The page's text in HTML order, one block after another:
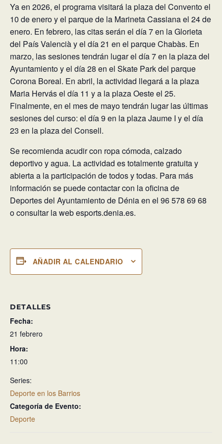
Ya en 2026, el programa visitará la plaza del Convento el
10 de enero y el parque de la Marineta Cassiana el 24 de
enero. En febrero, las citas serán el día 7 en la Glorieta
del País Valencià y el día 21 en el parque Chabàs. En
marzo, las sesiones tendrán lugar el día 7 en la plaza del
Ayuntamiento y el día 28 en el Skate Park del parque
Corona Boreal. En abril, la actividad llegará a la plaza
Maria Hervás el día 11 y a la plaza Oeste el 25.
Finalmente, en el mes de mayo tendrán lugar las últimas
sesiones del curso: el día 9 en la plaza Jaume I y el día
23 en la plaza del Consell.
Se recomienda acudir con ropa cómoda, calzado
deportivo y agua. La actividad es totalmente gratuita y
abierta a la participación de todos y todas. Para más
información se puede contactar con la oficina de
Deportes del Ayuntamiento de Dénia en el 96 578 69 68
o consultar la web esports.denia.es.
AÑADIR AL CALENDARIO
DETALLES
Fecha:
21 febrero
Hora:
11:00
Series:
Deporte en los Barrios
Categoría de Evento:
Deporte